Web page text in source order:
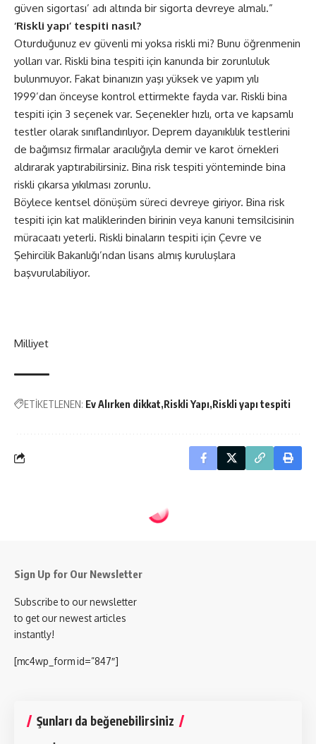
güven sigortası’ adı altında bir sigorta devreye almalı.”
‘Riskli yapı’ tespiti nasıl?
Oturduğunuz ev güvenli mi yoksa riskli mi? Bunu öğrenmenin
yolları var. Riskli bina tespiti için kanunda bir zorunluluk
bulunmuyor. Fakat binanızın yaşı yüksek ve yapım yılı
1999’dan önceyse kontrol ettirmekte fayda var. Riskli bina
tespiti için 3 seçenek var. Seçenekler hızlı, orta ve kapsamlı
testler olarak sınıflandırılıyor. Deprem dayanıklılık testlerini
de bağımsız firmalar aracılığıyla demir ve karot örnekleri
aldırarak yaptırabilirsiniz. Bina risk tespiti yönteminde bina
riskli çıkarsa yıkılması zorunlu.
Böylece kentsel dönüşüm süreci devreye giriyor. Bina risk
tespiti için kat maliklerinden birinin veya kanuni temsilcisinin
müracaatı yeterli. Riskli binaların tespiti için Çevre ve
Şehircilik Bakanlığı’ndan lisans almış kuruluşlara
başvurulabiliyor.
Milliyet
ETİKETLENEN: Ev Alırken dikkat Riskli Yapı Riskli yapı tespiti
Sign Up for Our Newsletter
Subscribe to our newsletter
to get our newest articles
instantly!
[mc4wp_form id=”847″]
Şunları da beğenebilirsiniz